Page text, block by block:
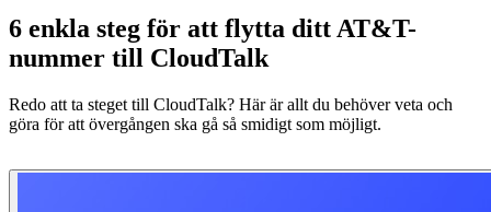
6 enkla steg för att flytta ditt AT&T-
nummer till CloudTalk
Redo att ta steget till CloudTalk? Här är allt du behöver veta och
göra för att övergången ska gå så smidigt som möjligt.